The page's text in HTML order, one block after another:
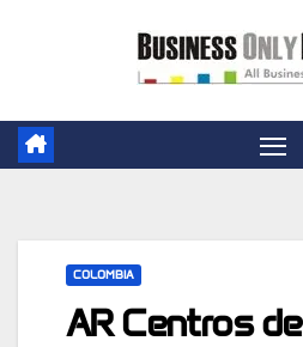
COLOMBIA
AR Centros de